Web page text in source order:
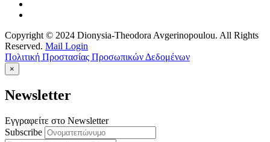
Copyright © 2024 Dionysia-Theodora Avgerinopoulou. All Rights
Reserved. Mail Login
Πολιτική Προστασίας Προσωπικών Δεδομένων
×
Newsletter
Εγγραφείτε στο Newsletter
Subscribe